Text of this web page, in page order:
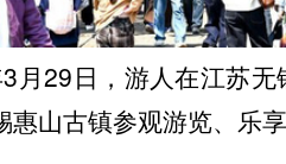
月29日，游人在江苏
山古镇参观游览、乐享